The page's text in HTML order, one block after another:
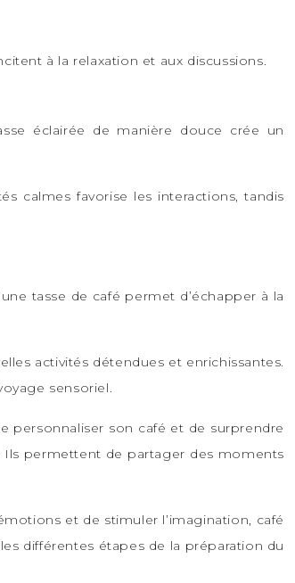
à la relaxation et aux discussions.
éclairée de manière douce crée un
calmes favorise les interactions, tandis
tasse de café permet d’échapper à la
activités détendues et enrichissantes.
sensoriel.
personnaliser son café et de surprendre
Ils permettent de partager des moments
et de stimuler l’imagination, café
différentes étapes de la préparation du